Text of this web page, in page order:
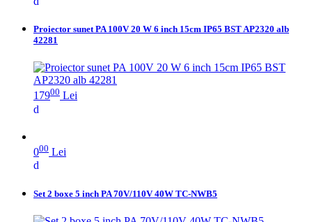
Proiector sunet PA 100V 20 W 6 inch 15cm IP65 BST AP2320 alb
42281
17900 Lei
000 Lei
Set 2 boxe 5 inch PA 70V/110V 40W TC-NWB5